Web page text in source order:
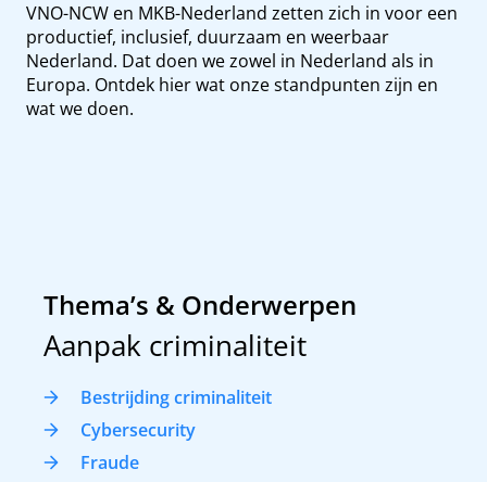
VNO-NCW en MKB-Nederland zetten zich in voor een
productief, inclusief, duurzaam en weerbaar
Nederland. Dat doen we zowel in Nederland als in
Europa. Ontdek hier wat onze standpunten zijn en
wat we doen.
Thema’s & Onderwerpen
Aanpak criminaliteit
Bestrijding criminaliteit
Cybersecurity
Fraude